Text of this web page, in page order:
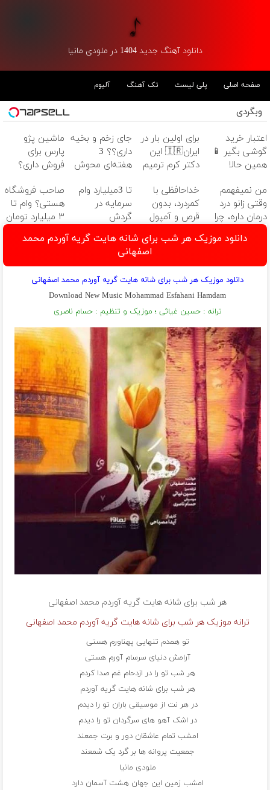
دانلود آهنگ جدید 1404 در ملودی مانیا
صفحه اصلی پلی لیست تک آهنگ آلبوم
وبگردی
اعتبار خرید
گوشی بگیر 📱
همین حالا
بده 🎯
برای اولین بار در
ایران🇮🇷 این
دکتر کرم ترمیم
ساخت!
جای زخم و بخیه
داری؟؟ 3
هفته‌ای محوش
ماشین پژو
پارس برای
فروش داری؟
بفروشش
من نمیفهمم
وقتی زانو درد
درمان داره، چرا
دردش رو داری
تحمل میکنی؟❗
خداحافظی با
کمردرد، بدون
قرص و آمپول
تا 3میلیارد وام
سرمایه در
گردش
فروشندگان =>
فروشگاهت رو
ثبت کن
صاحب فروشگاه
هستی؟ وام تا
۳ میلیارد تومان
دانلود موزیک هر شب برای شانه هایت گریه آوردم محمد
اصفهانی
دانلود موزیک هر شب برای شانه هایت گریه آوردم محمد اصفهانی
Download New Music Mohammad Esfahani Hamdam
ترانه : حسین غیاثی ؛ موزیک و تنظیم : حسام ناصری
هر شب برای شانه هایت گریه آوردم محمد اصفهانی
ترانه موزیک هر شب برای شانه هایت گریه آوردم محمد اصفهانی
تو همدم تنهایی پهناورم هستی
آرامش دنیای سرسام آورم هستی
هر شب تو را در ازدحام غم صدا کردم
هر شب برای شانه هایت گریه آوردم
در هر نت از موسیقی باران تو را دیدم
در اشک آهو های سرگردان تو‌ را دیدم
امشب تمام عاشقان دور و برت جمعند
جمعیت پروانه ها بر گرد یک شمعند
ملودی مانیا
امشب زمین این جهان هشت آسمان دارد